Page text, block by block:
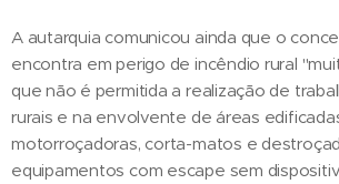
A autarquia comunicou ainda que o
encontra em perigo de incêndio rural
que não é permitida a realização de
rurais e na envolvente de áreas
motorroçadoras, corta-matos e
equipamentos com escape sem